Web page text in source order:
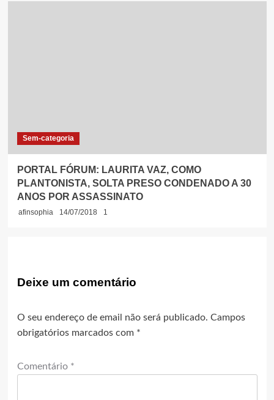
Sem-categoria
PORTAL FÓRUM: LAURITA VAZ, COMO
PLANTONISTA, SOLTA PRESO CONDENADO A 30
ANOS POR ASSASSINATO
afinsophia 14/07/2018 1
Deixe um comentário
O seu endereço de email não será publicado. Campos
obrigatórios marcados com *
Comentário *